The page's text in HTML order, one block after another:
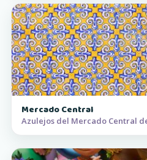
Mercado Central
Azulejos del Mercado Central